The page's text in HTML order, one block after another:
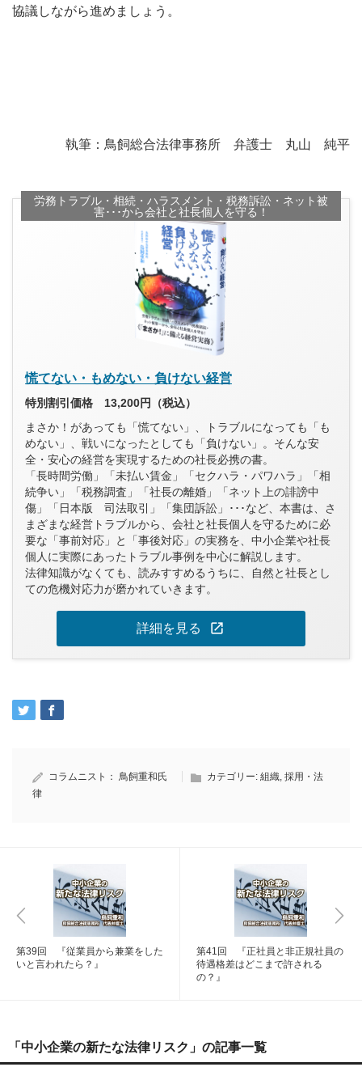
協議しながら進めましょう。
執筆：鳥飼総合法律事務所 弁護士 丸山 純平
労務トラブル・相続・ハラスメント・税務訴訟・ネット被
害･･･から会社と社長個人を守る！
慌てない・もめない・負けない経営
特別割引価格 13,200円（税込）
まさか！があっても「慌てない」、トラブルになっても「も
めない」、戦いになったとしても「負けない」。そんな安
全・安心の経営を実現するための社長必携の書。
「長時間労働」「未払い賃金」「セクハラ・パワハラ」「相
続争い」「税務調査」「社長の離婚」「ネット上の誹謗中
傷」「日本版 司法取引」「集団訴訟」･･･など、本書は、さ
まざまな経営トラブルから、会社と社長個人を守るために必
要な「事前対応」と「事後対応」の実務を、中小企業や社長
個人に実際にあったトラブル事例を中心に解説します。
法律知識がなくても、読みすすめるうちに、自然と社長とし
ての危機対応力が磨かれていきます。
詳細を見る open_in_new
コラムニスト： 鳥飼重和氏 カテゴリー: 組織, 採用・法
律
第39回 『従業員から兼業をした
いと言われたら？』
第41回 『正社員と非正規社員の
待遇格差はどこまで許される
の？』
「中小企業の新たな法律リスク」の記事一覧